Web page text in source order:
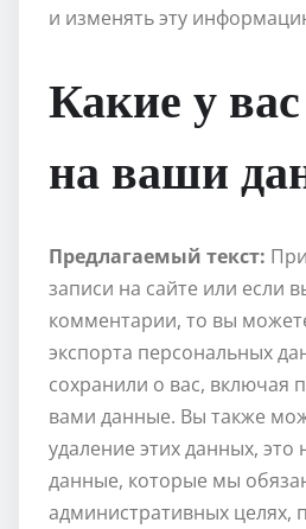
и изменять эту
Какие у
на ваши
Предлагаемый текст:
записи на сайте или если
комментарии, то вы
экспорта персональных
сохранили о вас, включая
вами данные. Вы также
удаление этих данных, это
данные, которые мы
административных целях,